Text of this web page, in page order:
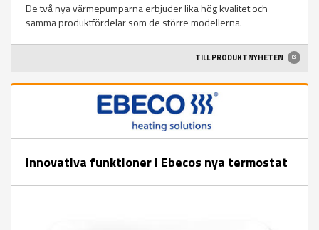
De två nya värmepumparna erbjuder lika hög kvalitet och
samma produktfördelar som de större modellerna.
TILL PRODUKTNYHETEN
Innovativa funktioner i Ebecos nya termostat